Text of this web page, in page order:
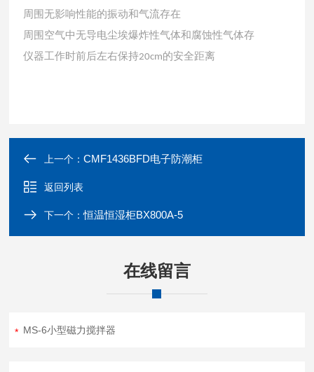
周围无影响性能的振动和气流存在
周围空气中无导电尘埃爆炸性气体和腐蚀性气体存
仪器工作时前后左右保持20cm的安全距离
上一个：CMF1436BFD电子防潮柜
返回列表
下一个：恒温恒湿柜BX800A-5
在线留言